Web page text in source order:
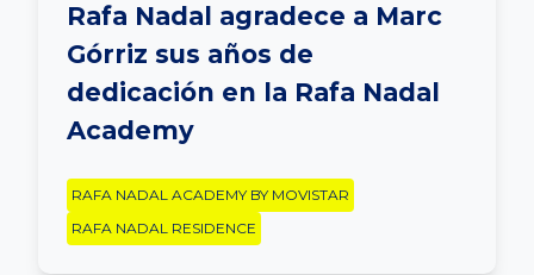
Rafa Nadal agradece a Marc
Górriz sus años de
dedicación en la Rafa Nadal
Academy
RAFA NADAL ACADEMY BY MOVISTAR
RAFA NADAL RESIDENCE